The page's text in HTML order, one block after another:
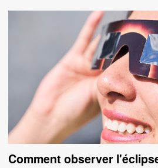
Comment observer